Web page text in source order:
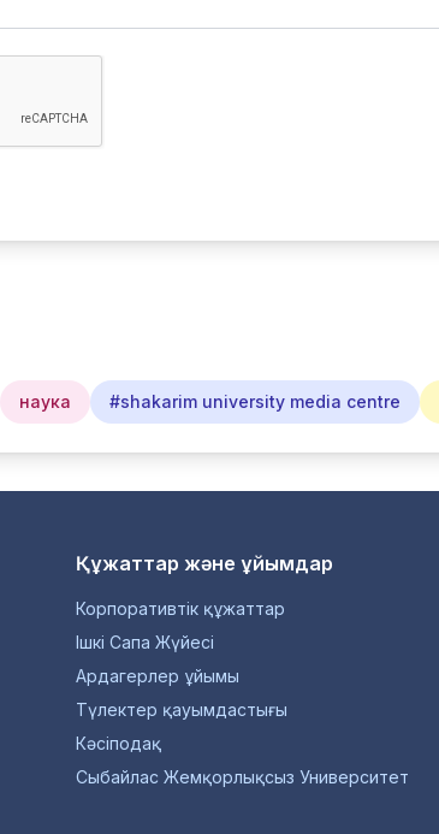
наука #shakarim university media centre
Құжаттар және ұйымдар
Корпоративтік құжаттар
Ішкі Сапа Жүйесі
Ардагерлер ұйымы
Түлектер қауымдастығы
Кәсіподақ
Сыбайлас Жемқорлықсыз Университет